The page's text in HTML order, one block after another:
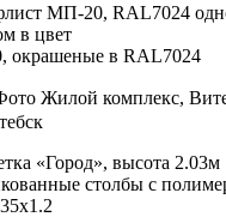
МП-20, RAL7024
в цвет
окрашеные в RAL7024
«Город», высота 2.03м
столбы с